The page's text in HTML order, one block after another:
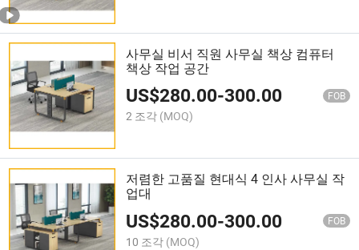
사무실 비서 직원 사무실 책상 컴퓨터
책상 작업 공간
US$280.00-300.00 FOB
2 조각 (MOQ)
저렴한 고품질 현대식 4 인사 사무실 작
업대
US$280.00-300.00 FOB
10 조각 (MOQ)